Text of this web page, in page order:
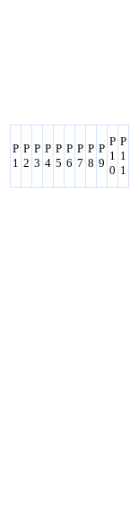
P
1
P
2
P
3
P
4
P
5
P
6
P
7
P
8
P
9
P
1
0
P
1
1